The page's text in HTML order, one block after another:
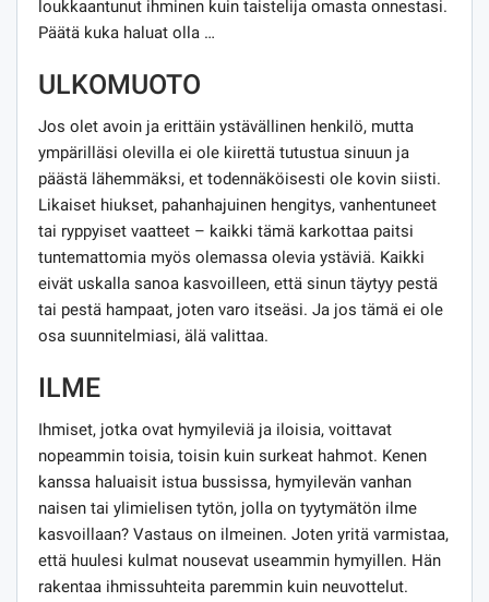
loukkaantunut ihminen kuin taistelija omasta onnestasi.
Päätä kuka haluat olla …
ULKOMUOTO
Jos olet avoin ja erittäin ystävällinen henkilö, mutta
ympärilläsi olevilla ei ole kiirettä tutustua sinuun ja
päästä lähemmäksi, et todennäköisesti ole kovin siisti.
Likaiset hiukset, pahanhajuinen hengitys, vanhentuneet
tai ryppyiset vaatteet – kaikki tämä karkottaa paitsi
tuntemattomia myös olemassa olevia ystäviä. Kaikki
eivät uskalla sanoa kasvoilleen, että sinun täytyy pestä
tai pestä hampaat, joten varo itseäsi. Ja jos tämä ei ole
osa suunnitelmiasi, älä valittaa.
ILME
Ihmiset, jotka ovat hymyileviä ja iloisia, voittavat
nopeammin toisia, toisin kuin surkeat hahmot. Kenen
kanssa haluaisit istua bussissa, hymyilevän vanhan
naisen tai ylimielisen tytön, jolla on tyytymätön ilme
kasvoillaan? Vastaus on ilmeinen. Joten yritä varmistaa,
että huulesi kulmat nousevat useammin hymyillen. Hän
rakentaa ihmissuhteita paremmin kuin neuvottelut.